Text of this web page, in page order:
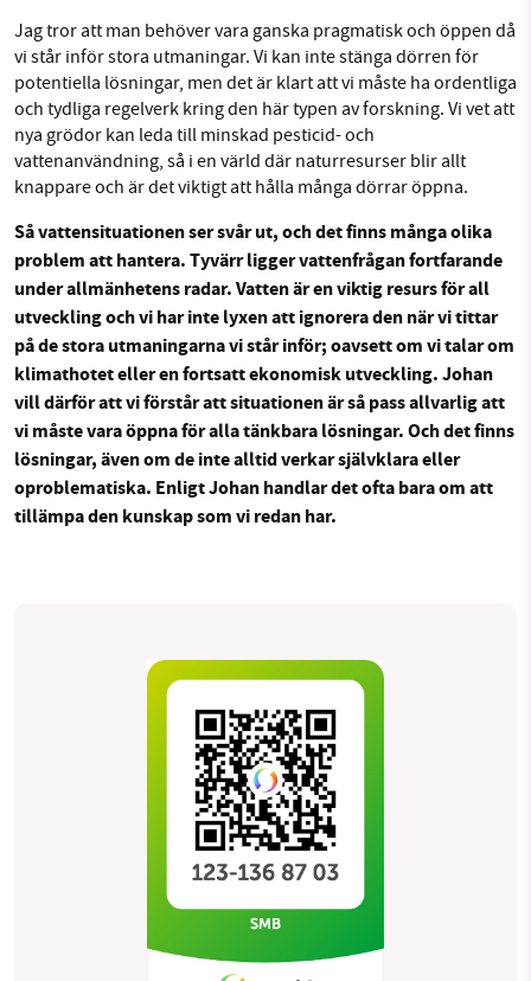
Jag tror att man behöver vara ganska pragmatisk och öppen då
vi står inför stora utmaningar. Vi kan inte stänga dörren för
potentiella lösningar, men det är klart att vi måste ha ordentliga
och tydliga regelverk kring den här typen av forskning. Vi vet att
nya grödor kan leda till minskad pesticid- och
vattenanvändning, så i en värld där naturresurser blir allt
knappare och är det viktigt att hålla många dörrar öppna.
Så vattensituationen ser svår ut, och det finns många olika
problem att hantera. Tyvärr ligger vattenfrågan fortfarande
under allmänhetens radar. Vatten är en viktig resurs för all
utveckling och vi har inte lyxen att ignorera den när vi tittar
på de stora utmaningarna vi står inför; oavsett om vi talar om
klimathotet eller en fortsatt ekonomisk utveckling. Johan
vill därför att vi förstår att situationen är så pass allvarlig att
vi måste vara öppna för alla tänkbara lösningar. Och det finns
lösningar, även om de inte alltid verkar självklara eller
oproblematiska. Enligt Johan handlar det ofta bara om att
tillämpa den kunskap som vi redan har.